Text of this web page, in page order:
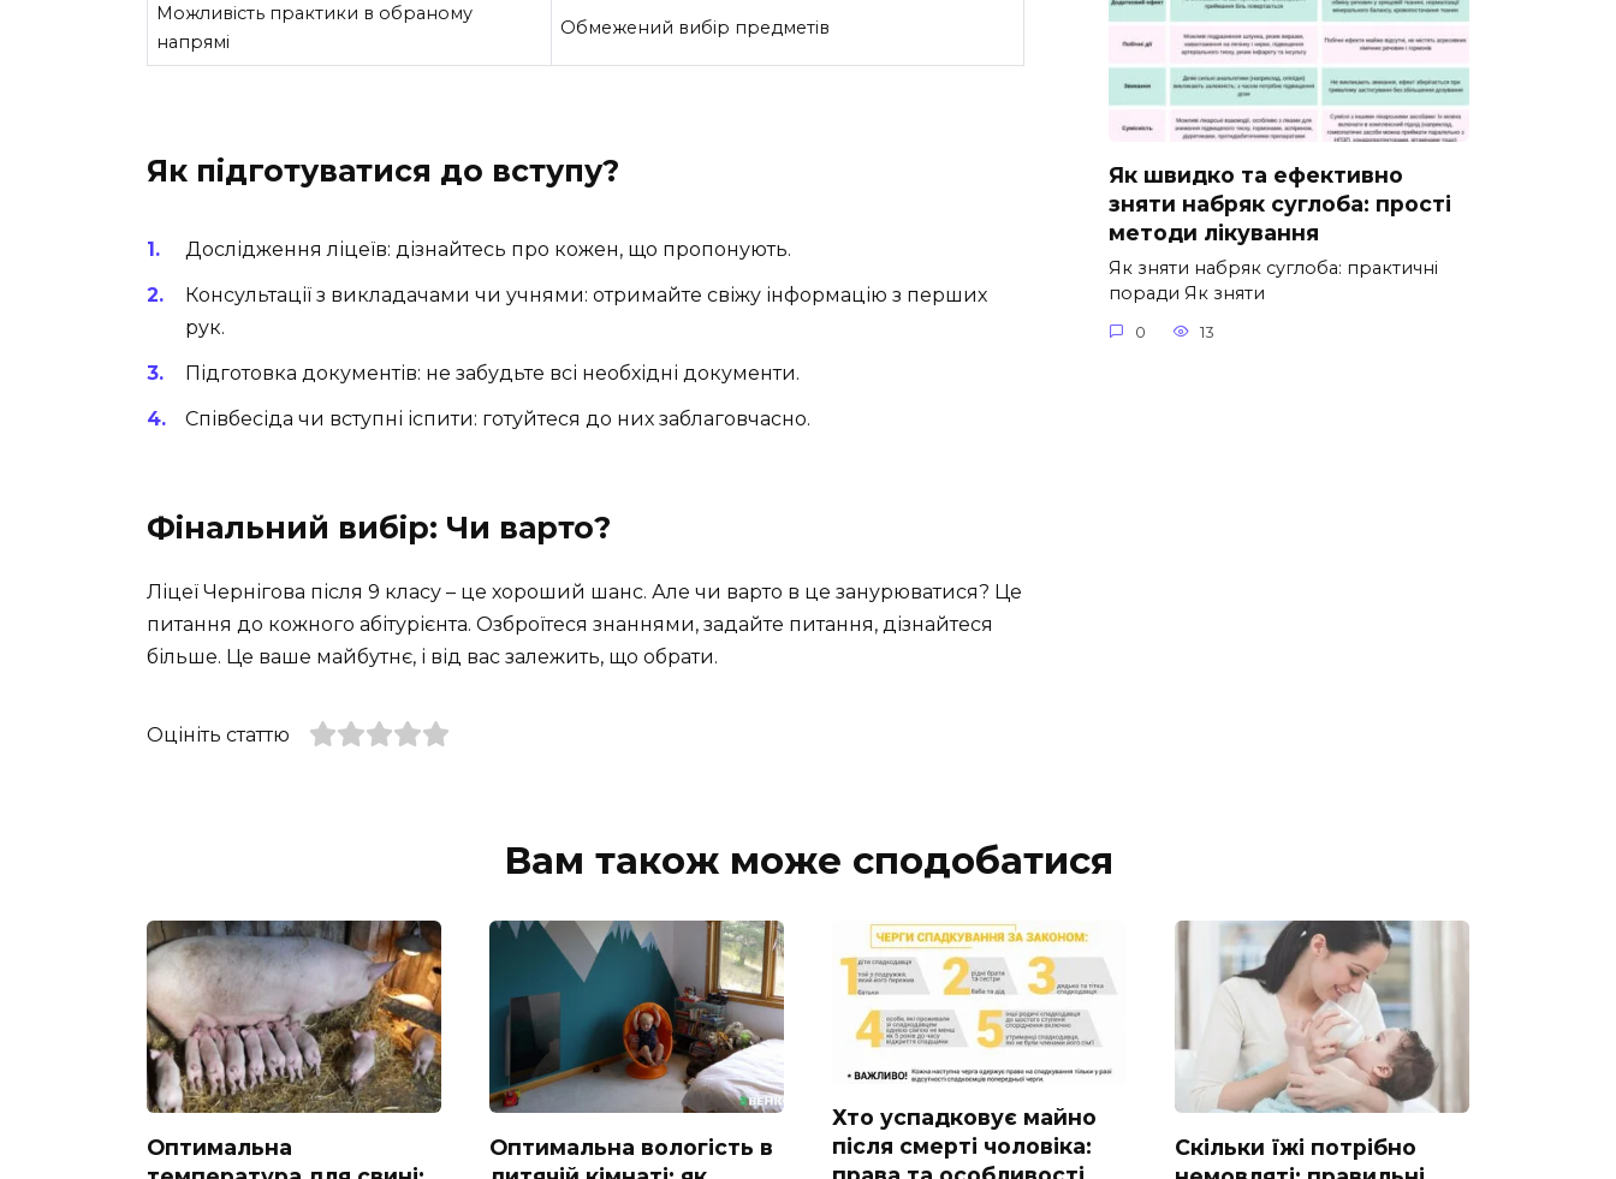
Можливість практики в обраному
напрямі
Обмежений вибір предметів
Як підготуватися до вступу?
Дослідження ліцеїв: дізнайтесь про кожен, що пропонують.
Консультації з викладачами чи учнями: отримайте свіжу інформацію з перших
рук.
Підготовка документів: не забудьте всі необхідні документи.
Співбесіда чи вступні іспити: готуйтеся до них заблаговчасно.
Фінальний вибір: Чи варто?
Ліцеї Чернігова після 9 класу – це хороший шанс. Але чи варто в це занурюватися? Це
питання до кожного абітурієнта. Озброїтеся знаннями, задайте питання, дізнайтеся
більше. Це ваше майбутнє, і від вас залежить, що обрати.
Оцініть статтю
Як швидко та ефективно
зняти набряк суглоба: прості
методи лікування
Як зняти набряк суглоба: практичні
поради Як зняти
0 13
Вам також може сподобатися
Оптимальна
Оптимальна вологість в
Хто успадковує майно
після смерті чоловіка:
Скільки їжі потрібно